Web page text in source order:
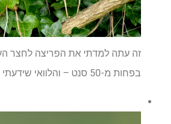
זה עתה למדתי את הפריצה לחצר
בפחות מ-50 סנט – והלוואי שידעתי את זה מוקדם יותר